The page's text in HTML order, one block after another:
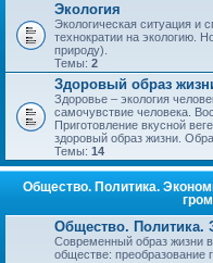
Экология
Экологическая ситуация и
технократии на экологию.
природу).
Темы: 2
Здоровый образ
Здоровье – экология
самочувствие человека.
Приготовление вкусной
здоровый образ жизни.
Темы: 14
Общество. Политика.
Общество. Политика.
Современный образ жизни
обществе: преобразование